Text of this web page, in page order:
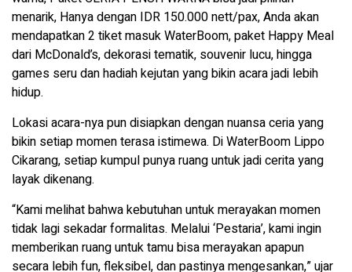
menarik, Hanya dengan IDR 150.000 nett/pax, Anda akan
mendapatkan 2 tiket masuk WaterBoom, paket Happy Meal
dari McDonald’s, dekorasi tematik, souvenir lucu, hingga
games seru dan hadiah kejutan yang bikin acara jadi lebih
hidup.
Lokasi acara-nya pun disiapkan dengan nuansa ceria yang
bikin setiap momen terasa istimewa. Di WaterBoom Lippo
Cikarang, setiap kumpul punya ruang untuk jadi cerita yang
layak dikenang.
“Kami melihat bahwa kebutuhan untuk merayakan momen
tidak lagi sekadar formalitas. Melalui ‘Pestaria’, kami ingin
memberikan ruang untuk tamu bisa merayakan apapun
secara lebih fun, fleksibel, dan pastinya mengesankan,” ujar